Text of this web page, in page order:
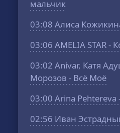
мальчик
03:08 Алиса
03:06 AMELIA STAR -
03:02 Anivar, Катя
Морозов - Всё Моё
03:00 Arina Pehtereva
02:56 Иван